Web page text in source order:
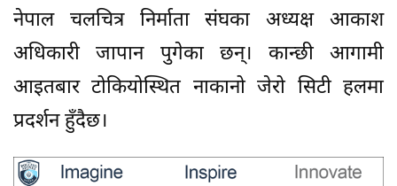
नेपाल चलचित्र निर्माता संघका अध्यक्ष आकाश
अधिकारी जापान पुगेका छन्। कान्छी आगामी
आइतबार टोकियोस्थित नाकानो जेरो सिटी हलमा
प्रदर्शन हुँदैछ।